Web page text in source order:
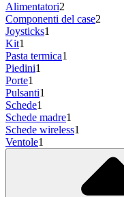
Alimentatori2
Componenti del case2
Joysticks1
Kit1
Pasta termica1
Piedini1
Porte1
Pulsanti1
Schede1
Schede madre1
Schede wireless1
Ventole1